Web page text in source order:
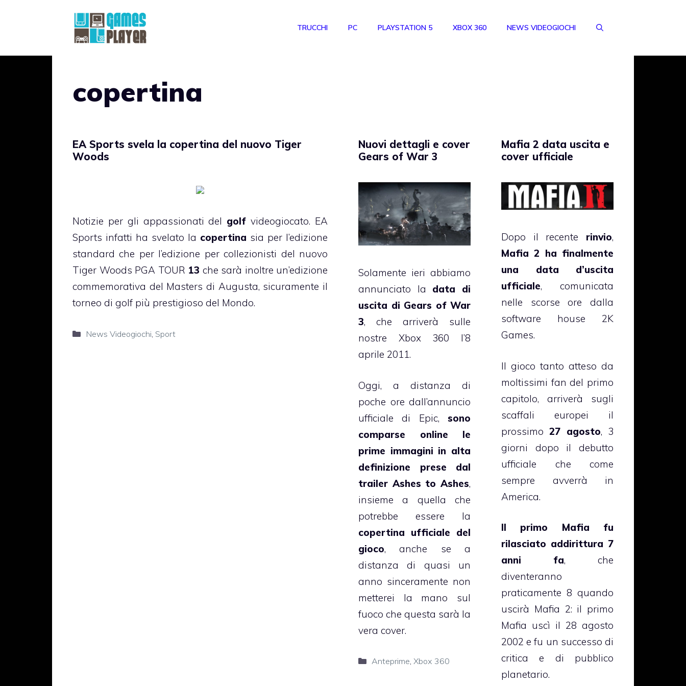
TRUCCHI PC PLAYSTATION 5 XBOX 360 NEWS VIDEOGIOCHI
copertina
EA Sports svela la copertina del nuovo Tiger
Woods
Notizie per gli appassionati del golf videogiocato. EA
Sports infatti ha svelato la copertina sia per l’edizione
standard che per l’edizione per collezionisti del nuovo
Tiger Woods PGA TOUR 13 che sarà inoltre un’edizione
commemorativa del Masters di Augusta, sicuramente il
torneo di golf più prestigioso del Mondo.
Categorie
News Videogiochi Sport
Nuovi dettagli e cover
Gears of War 3
Solamente ieri abbiamo
annunciato la data di
uscita di Gears of War
3, che arriverà sulle
nostre Xbox 360 l’8
aprile 2011.
Oggi, a distanza di
poche ore dall’annuncio
ufficiale di Epic, sono
comparse online le
prime immagini in alta
definizione prese dal
trailer Ashes to Ashes,
insieme a quella che
potrebbe essere la
copertina ufficiale del
gioco, anche se a
distanza di quasi un
anno sinceramente non
metterei la mano sul
fuoco che questa sarà la
vera cover.
Categorie
Anteprime Xbox 360
Mafia 2 data uscita e
cover ufficiale
Dopo il recente rinvio,
Mafia 2 ha finalmente
una data d’uscita
ufficiale, comunicata
nelle scorse ore dalla
software house 2K
Games.
Il gioco tanto atteso da
moltissimi fan del primo
capitolo, arriverà sugli
scaffali europei il
prossimo27 agosto, 3
giorni dopo il debutto
ufficiale che come
sempre avverrà in
America.
Il primo Mafia fu
rilasciato addirittura 7
anni fa, che
diventeranno
praticamente 8 quando
uscirà Mafia 2: il primo
Mafia uscì il 28 agosto
2002 e fu un successo di
critica e di pubblico
planetario.